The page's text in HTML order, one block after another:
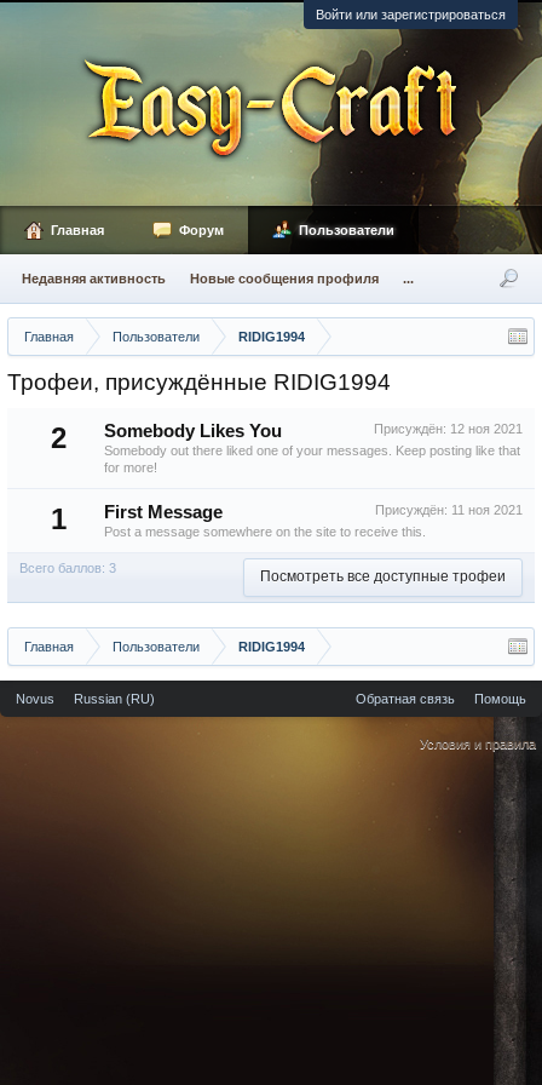
Войти или зарегистрироваться
Главная Пользователи RIDIG1994
Трофеи, присуждённые RIDIG1994
2 Присуждён: 12 ноя 2021
Somebody Likes You
Somebody out there liked one of your messages. Keep posting like that
for more!
1 Присуждён: 11 ноя 2021
First Message
Post a message somewhere on the site to receive this.
Всего баллов: 3 Посмотреть все доступные трофеи
Главная Пользователи RIDIG1994
Главная Форум Пользователи
Недавняя активность Новые сообщения профиля ...
Novus Russian (RU) Обратная связь Помощь
Условия и правила